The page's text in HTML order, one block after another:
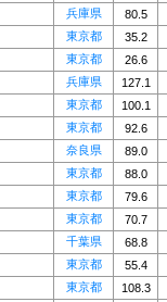
兵庫県
80.5
東京都
35.2
東京都
26.6
兵庫県
127.1
東京都
100.1
東京都
92.6
奈良県
89.0
東京都
88.0
東京都
79.6
東京都
70.7
千葉県
68.8
東京都
55.4
東京都
108.3